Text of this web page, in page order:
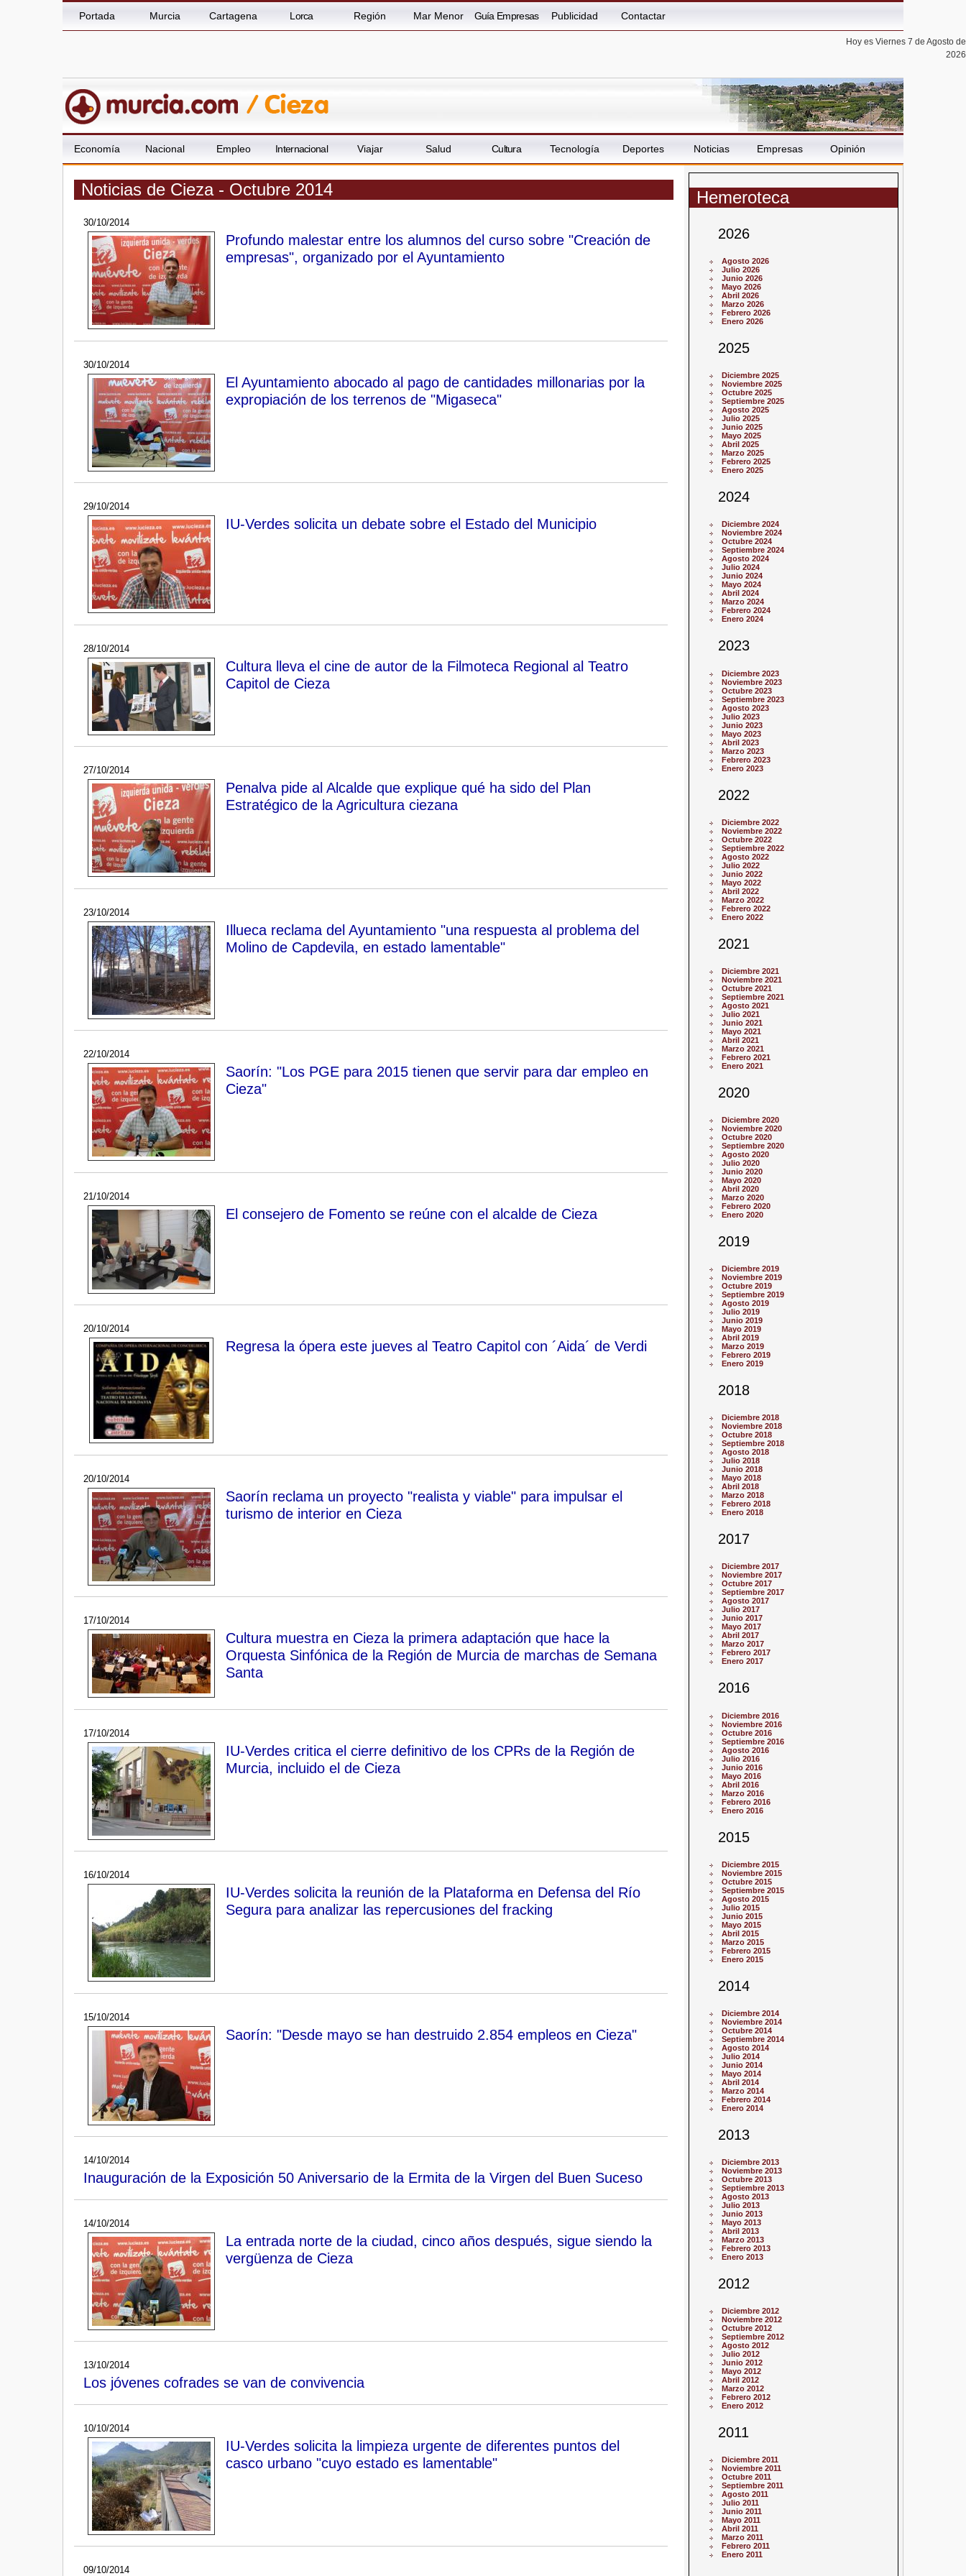
Portada Murcia Cartagena Lorca Región Mar Menor Guía Empresas Publicidad Contactar
Hoy es Viernes 7 de Agosto de
2026
Economía Nacional Empleo Internacional Viajar Salud Cultura Tecnología Deportes Noticias Empresas Opinión
Noticias de Cieza - Octubre 2014
30/10/2014
Profundo malestar entre los alumnos del curso sobre "Creación de
empresas", organizado por el Ayuntamiento
30/10/2014
El Ayuntamiento abocado al pago de cantidades millonarias por la
expropiación de los terrenos de "Migaseca"
29/10/2014
IU-Verdes solicita un debate sobre el Estado del Municipio
28/10/2014
Cultura lleva el cine de autor de la Filmoteca Regional al Teatro
Capitol de Cieza
27/10/2014
Penalva pide al Alcalde que explique qué ha sido del Plan
Estratégico de la Agricultura ciezana
23/10/2014
Illueca reclama del Ayuntamiento "una respuesta al problema del
Molino de Capdevila, en estado lamentable"
22/10/2014
Saorín: "Los PGE para 2015 tienen que servir para dar empleo en
Cieza"
21/10/2014
El consejero de Fomento se reúne con el alcalde de Cieza
20/10/2014
Regresa la ópera este jueves al Teatro Capitol con ´Aida´ de Verdi
20/10/2014
Saorín reclama un proyecto "realista y viable" para impulsar el
turismo de interior en Cieza
17/10/2014
Cultura muestra en Cieza la primera adaptación que hace la
Orquesta Sinfónica de la Región de Murcia de marchas de Semana
Santa
17/10/2014
IU-Verdes critica el cierre definitivo de los CPRs de la Región de
Murcia, incluido el de Cieza
16/10/2014
IU-Verdes solicita la reunión de la Plataforma en Defensa del Río
Segura para analizar las repercusiones del fracking
15/10/2014
Saorín: "Desde mayo se han destruido 2.854 empleos en Cieza"
14/10/2014
Inauguración de la Exposición 50 Aniversario de la Ermita de la Virgen del Buen Suceso
14/10/2014
La entrada norte de la ciudad, cinco años después, sigue siendo la
vergüenza de Cieza
13/10/2014
Los jóvenes cofrades se van de convivencia
10/10/2014
IU-Verdes solicita la limpieza urgente de diferentes puntos del
casco urbano "cuyo estado es lamentable"
09/10/2014
Hemeroteca
2026
Agosto 2026
Julio 2026
Junio 2026
Mayo 2026
Abril 2026
Marzo 2026
Febrero 2026
Enero 2026
2025
Diciembre 2025
Noviembre 2025
Octubre 2025
Septiembre 2025
Agosto 2025
Julio 2025
Junio 2025
Mayo 2025
Abril 2025
Marzo 2025
Febrero 2025
Enero 2025
2024
Diciembre 2024
Noviembre 2024
Octubre 2024
Septiembre 2024
Agosto 2024
Julio 2024
Junio 2024
Mayo 2024
Abril 2024
Marzo 2024
Febrero 2024
Enero 2024
2023
Diciembre 2023
Noviembre 2023
Octubre 2023
Septiembre 2023
Agosto 2023
Julio 2023
Junio 2023
Mayo 2023
Abril 2023
Marzo 2023
Febrero 2023
Enero 2023
2022
Diciembre 2022
Noviembre 2022
Octubre 2022
Septiembre 2022
Agosto 2022
Julio 2022
Junio 2022
Mayo 2022
Abril 2022
Marzo 2022
Febrero 2022
Enero 2022
2021
Diciembre 2021
Noviembre 2021
Octubre 2021
Septiembre 2021
Agosto 2021
Julio 2021
Junio 2021
Mayo 2021
Abril 2021
Marzo 2021
Febrero 2021
Enero 2021
2020
Diciembre 2020
Noviembre 2020
Octubre 2020
Septiembre 2020
Agosto 2020
Julio 2020
Junio 2020
Mayo 2020
Abril 2020
Marzo 2020
Febrero 2020
Enero 2020
2019
Diciembre 2019
Noviembre 2019
Octubre 2019
Septiembre 2019
Agosto 2019
Julio 2019
Junio 2019
Mayo 2019
Abril 2019
Marzo 2019
Febrero 2019
Enero 2019
2018
Diciembre 2018
Noviembre 2018
Octubre 2018
Septiembre 2018
Agosto 2018
Julio 2018
Junio 2018
Mayo 2018
Abril 2018
Marzo 2018
Febrero 2018
Enero 2018
2017
Diciembre 2017
Noviembre 2017
Octubre 2017
Septiembre 2017
Agosto 2017
Julio 2017
Junio 2017
Mayo 2017
Abril 2017
Marzo 2017
Febrero 2017
Enero 2017
2016
Diciembre 2016
Noviembre 2016
Octubre 2016
Septiembre 2016
Agosto 2016
Julio 2016
Junio 2016
Mayo 2016
Abril 2016
Marzo 2016
Febrero 2016
Enero 2016
2015
Diciembre 2015
Noviembre 2015
Octubre 2015
Septiembre 2015
Agosto 2015
Julio 2015
Junio 2015
Mayo 2015
Abril 2015
Marzo 2015
Febrero 2015
Enero 2015
2014
Diciembre 2014
Noviembre 2014
Octubre 2014
Septiembre 2014
Agosto 2014
Julio 2014
Junio 2014
Mayo 2014
Abril 2014
Marzo 2014
Febrero 2014
Enero 2014
2013
Diciembre 2013
Noviembre 2013
Octubre 2013
Septiembre 2013
Agosto 2013
Julio 2013
Junio 2013
Mayo 2013
Abril 2013
Marzo 2013
Febrero 2013
Enero 2013
2012
Diciembre 2012
Noviembre 2012
Octubre 2012
Septiembre 2012
Agosto 2012
Julio 2012
Junio 2012
Mayo 2012
Abril 2012
Marzo 2012
Febrero 2012
Enero 2012
2011
Diciembre 2011
Noviembre 2011
Octubre 2011
Septiembre 2011
Agosto 2011
Julio 2011
Junio 2011
Mayo 2011
Abril 2011
Marzo 2011
Febrero 2011
Enero 2011